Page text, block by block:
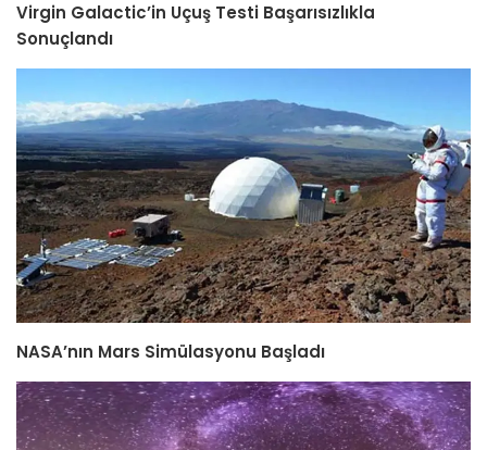
Virgin Galactic’in Uçuş Testi Başarısızlıkla
Sonuçlandı
NASA’nın Mars Simülasyonu Başladı